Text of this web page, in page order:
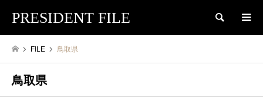
PRESIDENT FILE 検索
FILE 鳥取県
鳥取県